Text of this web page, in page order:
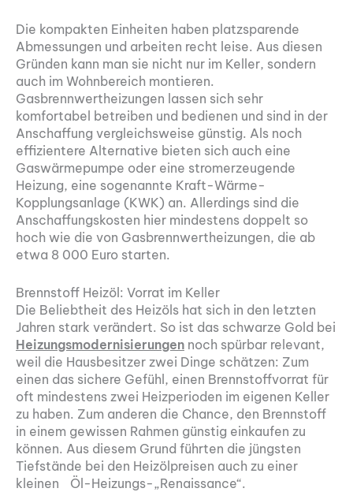
Die kompakten Einheiten haben platzsparende
Abmessungen und arbeiten recht leise. Aus diesen
Gründen kann man sie nicht nur im Keller, sondern
auch im Wohnbereich montieren.
Gasbrennwertheizungen lassen sich sehr
komfortabel betreiben und bedienen und sind in der
Anschaffung vergleichsweise günstig. Als noch
effizientere Alternative bieten sich auch eine
Gaswärmepumpe oder eine stromerzeugende
Heizung, eine sogenannte Kraft-Wärme-
Kopplungsanlage (KWK) an. Allerdings sind die
Anschaffungskosten hier mindestens doppelt so
hoch wie die von Gasbrennwertheizungen, die ab
etwa 8 000 Euro starten.
Brennstoff Heizöl: Vorrat im Keller
Die Beliebtheit des Heizöls hat sich in den letzten
Jahren stark verändert. So ist das schwarze Gold bei
Heizungsmodernisierungen noch spürbar relevant,
weil die Hausbesitzer zwei Dinge schätzen: Zum
einen das sichere Gefühl, einen Brennstoffvorrat für
oft mindestens zwei Heizperioden im eigenen Keller
zu haben. Zum anderen die Chance, den Brennstoff
in einem gewissen Rahmen günstig einkaufen zu
können. Aus diesem Grund führten die jüngsten
Tiefstände bei den Heizölpreisen auch zu einer
kleinen Öl-Heizungs-„Renaissance“.